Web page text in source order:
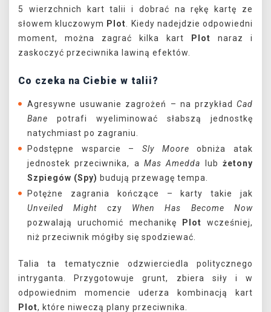
5 wierzchnich kart talii i dobrać na rękę kartę ze
słowem kluczowym Plot . Kiedy nadejdzie odpowiedni
moment, można zagrać kilka kart
Plot naraz i
zaskoczyć przeciwnika lawiną efektów.
Co czeka na Ciebie w talii?
Agresywne usuwanie zagrożeń – na przykład Cad
Bane potrafi wyeliminować słabszą jednostkę
natychmiast po zagraniu.
Podstępne wsparcie – Sly Moore obniża atak
jednostek przeciwnika, a Mas Amedda lubżetony
Szpiegów (Spy) budują przewagę tempa.
Potężne zagrania kończące – karty takie jak
Unveiled Might czy When Has Become Now
pozwalają uruchomić mechanikę
Plot wcześniej,
niż przeciwnik mógłby się spodziewać.
Talia ta tematycznie odzwierciedla politycznego
intryganta. Przygotowuje grunt, zbiera siły i w
odpowiednim momencie uderza kombinacją kart
Plot, które niweczą plany przeciwnika.